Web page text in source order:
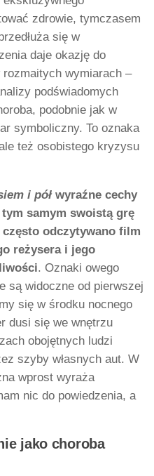
zdrowie, tymczasem
się w
daje okazję do
wymiarach –
podświadomych
podobnie jak w
symboliczny. To oznaka
też osobistego kryzysu
i półwyraźne cechy
samym swoistą grę
odczytywano film
reżysera i jego
. Oznaki owego
są widoczne od pierwszej
się w środku nocnego
dusi się we wnętrzu
obojętnych ludzi
szyby własnych aut. W
wprost wyraża
nic do powiedzenia, a
jako choroba